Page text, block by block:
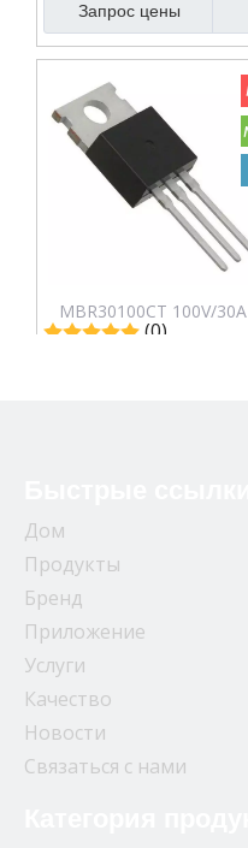
Шоттки
Запрос цены
MBR30100CT 100V/30A
Выпрямители Диод
(0)
Дом
Продукты
Бренд
Приложение
Услуги
Качество
Новости
Связаться с нами